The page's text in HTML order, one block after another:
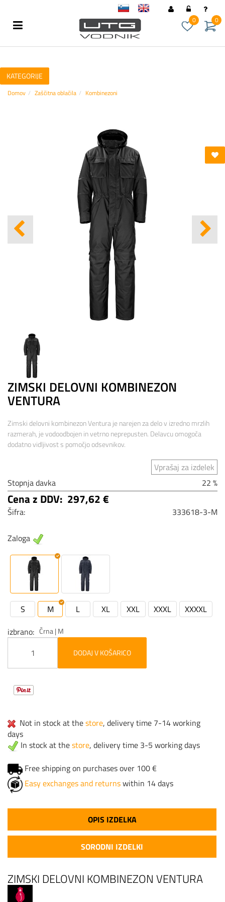
0
0
KATEGORIJE
Domov Zaščitna oblačila Kombinezoni
ZIMSKI DELOVNI KOMBINEZON
VENTURA
Zimski delovni kombinezon Ventura je narejen za delo v izredno mrzlih
razmerah, je vodoodbojen in vetrno neprepusten. Delavcu omogoča
dodatno vidljivost s pomočjo odsevnikov.
Vprašaj za izdelek
Stopnja davka
22 %
Cena z DDV: 297,62 €
Šifra: 333618-3-M
Zaloga
S M L XL XXL XXXL
XXXXL
izbrano
Črna | M
DODAJ V KOŠARICO
Not in stock at thestore, delivery time 7-14 working
days
In stock at thestore, delivery time 3-5 working days
Free shipping on purchases over 100 €
Easy exchanges and returnswithin 14 days
OPIS IZDELKA
SORODNI IZDELKI
ZIMSKI DELOVNI KOMBINEZON VENTURA